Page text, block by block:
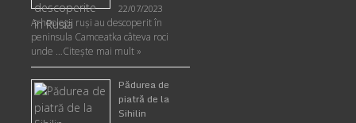
22/07/2023
Arheologii ruşi au descoperit în
peninsula Camceatka câteva roci
unde …Citește mai mult »
Pădurea de
piatră de la
Sihilin